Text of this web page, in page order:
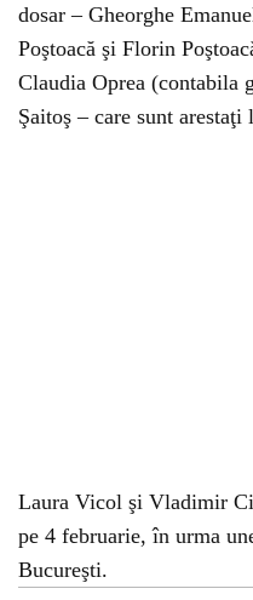
dosar – Gheorghe
Poştoacă şi Florin
Claudia Oprea (contabila
Şaitoş – care sunt
Laura Vicol şi Vladimir
pe 4 februarie, în urma
Bucureşti.